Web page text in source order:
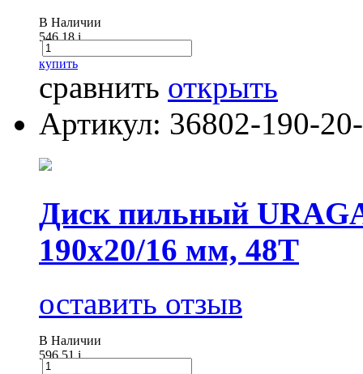
В Наличии
546.18i
купить
сравнить открыть
Артикул: 36802-190-
Диск пильный
190х20/16 мм, 48Т
оставить отзыв
В Наличии
596.51i